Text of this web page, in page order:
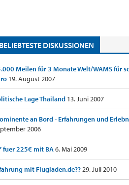
BELIEBTESTE DISKUSSIONEN
Meilen für 3 Monate Welt/WAMS für
19. August 2007
Lage Thailand 13. Juni 2007
an Bord - Erfahrungen und
2006
fuer 225€ mit BA6. Mai 2009
mit Flugladen.de??29. Juli 2010